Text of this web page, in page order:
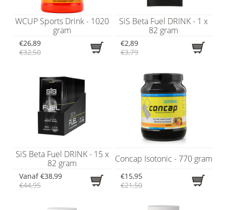
WCUP Sports Drink - 1020
gram
€26,89
€32,50
SiS Beta Fuel DRINK - 1 x
82 gram
€2,89
€3,79
SiS Beta Fuel DRINK - 15 x
82 gram
Vanaf€38,99
€44,95
Concap Isotonic - 770 gram
€15,95
€21,50